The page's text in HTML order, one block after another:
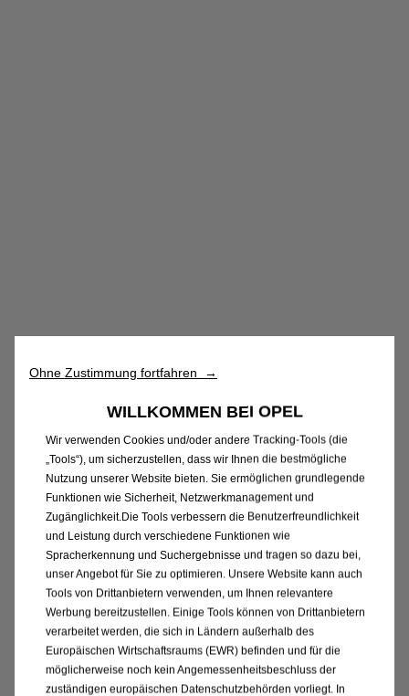
Ohne Zustimmung fortfahren →
WILLKOMMEN BEI OPEL
Wir verwenden Cookies und/oder andere Tracking-Tools (die
„Tools“), um sicherzustellen, dass wir Ihnen die bestmögliche
Nutzung unserer Website bieten. Sie ermöglichen grundlegende
Funktionen wie Sicherheit, Netzwerkmanagement und
Zugänglichkeit.Die Tools verbessern die Benutzerfreundlichkeit
und Leistung durch verschiedene Funktionen wie
Spracherkennung und Suchergebnisse und tragen so dazu bei,
unser Angebot für Sie zu optimieren. Unsere Website kann auch
Tools von Drittanbietern verwenden, um Ihnen relevantere
Werbung bereitzustellen. Einige Tools können von Drittanbietern
verarbeitet werden, die sich in Ländern außerhalb des
Europäischen Wirtschaftsraums (EWR) befinden und für die
möglicherweise noch kein Angemessenheitsbeschluss der
zuständigen europäischen Datenschutzbehörden vorliegt. In